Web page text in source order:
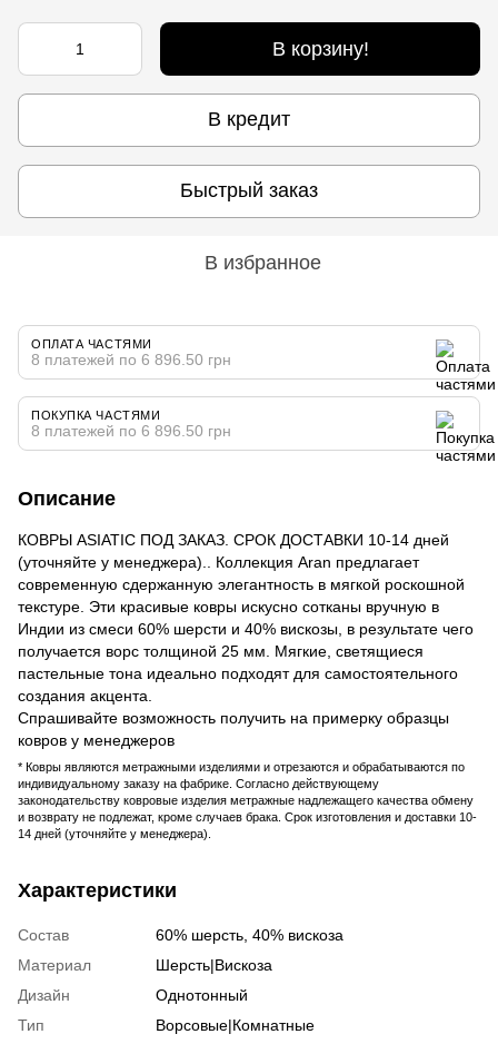
В корзину!
В кредит
Быстрый заказ
В избранное
ОПЛАТА ЧАСТЯМИ
8 платежей по 6 896.50 грн
ПОКУПКА ЧАСТЯМИ
8 платежей по 6 896.50 грн
Описание
КОВРЫ ASIATIC ПОД ЗАКАЗ. СРОК ДОСТАВКИ 10-14 дней
(уточняйте у менеджера).. Коллекция Aran предлагает
современную сдержанную элегантность в мягкой роскошной
текстуре. Эти красивые ковры искусно сотканы вручную в
Индии из смеси 60% шерсти и 40% вискозы, в результате чего
получается ворс толщиной 25 мм. Мягкие, светящиеся
пастельные тона идеально подходят для самостоятельного
создания акцента.
Спрашивайте возможность получить на примерку образцы
ковров у менеджеров
* Ковры являются метражными изделиями и отрезаются и обрабатываются по
индивидуальному заказу на фабрике. Согласно действующему
законодательству ковровые изделия метражные надлежащего качества обмену
и возврату не подлежат, кроме случаев брака. Срок изготовления и доставки 10-
14 дней (уточняйте у менеджера).
Характеристики
Состав
60% шерсть, 40% вискоза
Материал
Шерсть|Вискоза
Дизайн
Однотонный
Тип
Ворсовые|Комнатные